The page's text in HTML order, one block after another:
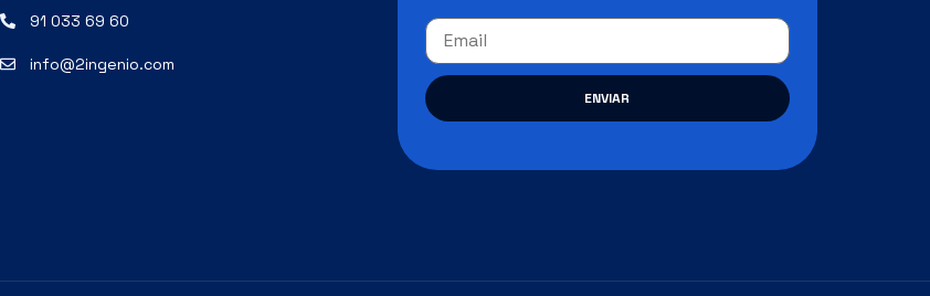
91 033 69 60
info@2ingenio.com
ENVIAR